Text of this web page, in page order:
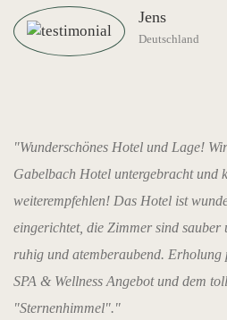
Jens
Deutschland
"Wunderschönes Hotel und Lage!
Gabelbach Hotel untergebracht und
weiterempfehlen! Das Hotel ist
eingerichtet, die Zimmer sind sauber
ruhig und atemberaubend. Erholung
SPA & Wellness Angebot und dem
"Sternenhimmel"."